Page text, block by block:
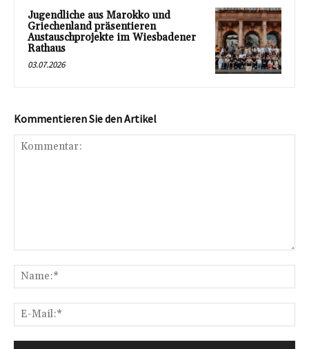
Jugendliche aus Marokko und
Griechenland präsentieren
Austauschprojekte im Wiesbadener
Rathaus
03.07.2026
Kommentieren Sie den Artikel